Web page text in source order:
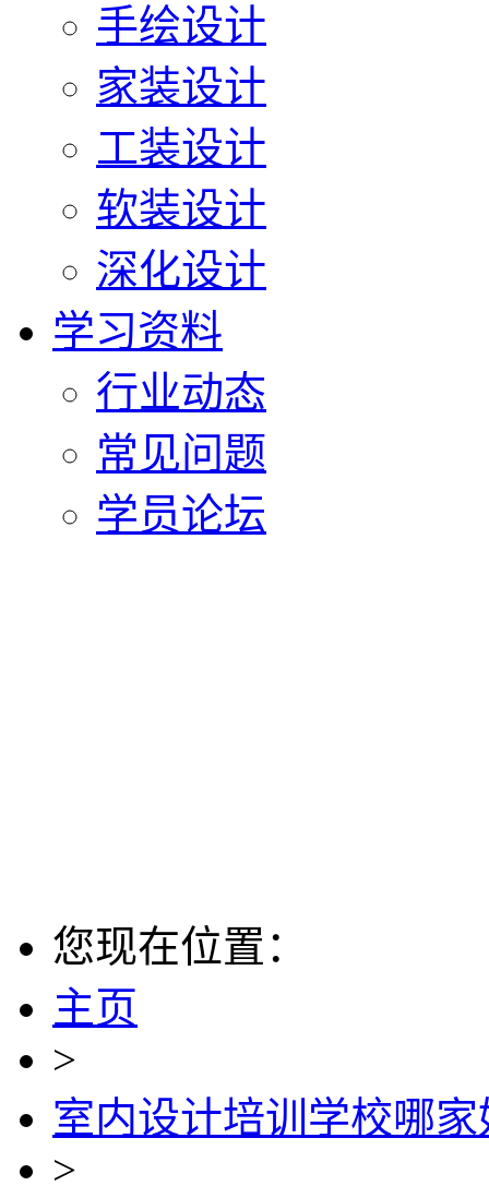
手绘设计
家装设计
工装设计
软装设计
深化设计
学习资料
行业动态
常见问题
学员论坛
您现在位置：
主页
>
室内设计培训学校哪家
>